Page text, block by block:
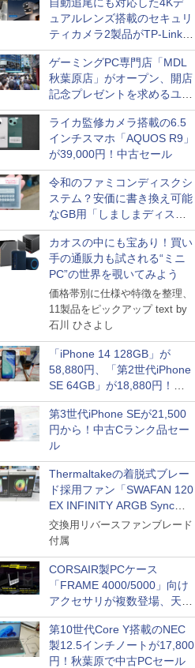
ュアルレンズ搭載のセキュリ
ティカメラ2製品がTP-Linkか
ら
ゲーミングPC専門店「MDL
秋葉原店」がオープン、開店
記念プレゼントを求めるユー
ザーが押し寄せ長蛇の列に
ライカ監修カメラ搭載の6.5
インチスマホ「AQUOS R9」
が39,000円！中古セール
令和のファミコンディスクシ
ステム？安価に書き換え可能
なGB用「しましまディスク
システム」
カオスの中にも宝あり！買い
手の通販力も試される“ミニ
PC”の世界を覗いてみよう
価格帯別に仕様や特徴を整理、
11製品をピックアップ text by
石川 ひさよし
「iPhone 14 128GB」が
58,880円、「第2世代iPhone
SE 64GB」が18,880円！中
古Bランク品セール
第3世代iPhone SEが21,500
円から！中古Cランク品セー
ル
Thermaltakeの着脱式ブレー
ド採用ファン「SWAFAN 120
EX INFINITY ARGB Sync」
に単品パッケージ
交換用リバースファンブレード
付属
CORSAIR製PCケース
「FRAME 4000/5000」向け
アクセサリが複数登場、天然
木製パネルや背面コネクタ対
応トレイなど
第10世代Core Y搭載のNEC
製12.5インチノートが17,800
円！秋葉原で中古PCセール